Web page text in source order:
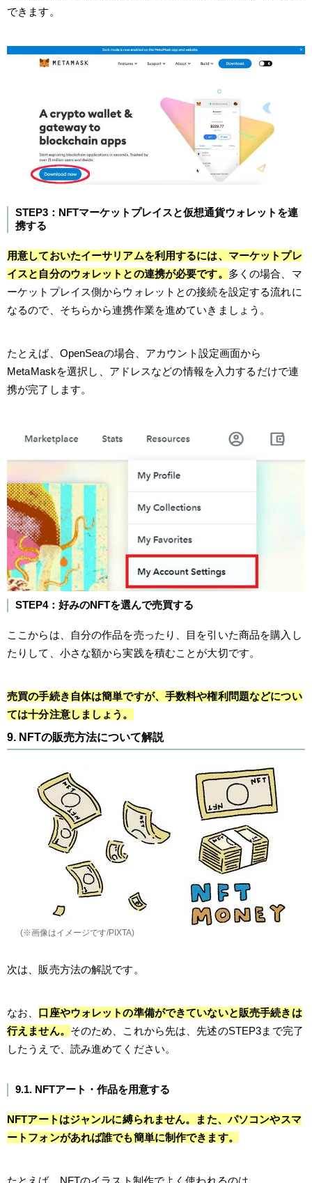
できます。
STEP3：NFTマーケットプレイスと仮想通貨ウォレットを連
携する
用意しておいたイーサリアムを利用するには、マーケットプレ
イスと自分のウォレットとの連携が必要です。 多くの場合、マ
ーケットプレイス側からウォレットとの接続を設定する流れに
なるので、そちらから連携作業を進めていきましょう。
たとえば、OpenSeaの場合、アカウント設定画面から
MetaMaskを選択し、アドレスなどの情報を入力するだけで連
携が完了します。
STEP4：好みのNFTを選んで売買する
ここからは、自分の作品を売ったり、目を引いた商品を購入し
たりして、小さな額から実践を積むことが大切です。
売買の手続き自体は簡単ですが、手数料や権利問題などについ
ては十分注意しましょう。
9. NFTの販売方法について解説
(※画像はイメージです/PIXTA)
次は、販売方法の解説です。
なお、 口座やウォレットの準備ができていないと販売手続きは
行えません。 そのため、これから先は、先述のSTEP3まで完了
したうえで、読み進めてください。
9.1. NFTアート・作品を用意する
NFTアートはジャンルに縛られません。また、パソコンやスマ
ートフォンがあれば誰でも簡単に制作できます。